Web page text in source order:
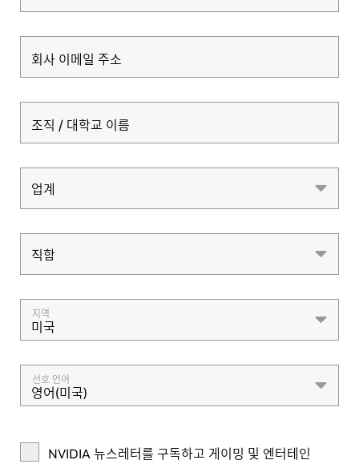
회사 이메일 주소
조직 / 대학교 이름
업계
업계
직함
직함
지역
미국
선호 언어
영어(미국)
NVIDIA 뉴스레터를 구독하고 게이밍 및 엔터테인